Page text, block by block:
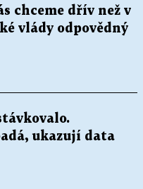
chceme dřív než v
vlády odpovědný
ukazují data